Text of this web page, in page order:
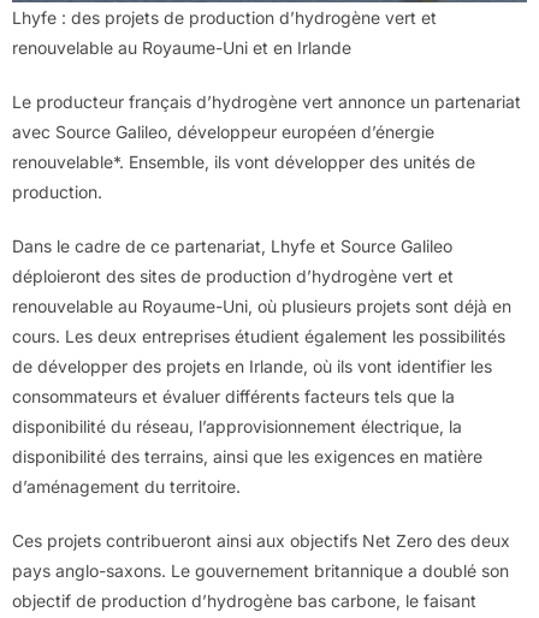
Lhyfe : des projets de production d’hydrogène vert et
renouvelable au Royaume-Uni et en Irlande
Le producteur français d’hydrogène vert annonce un partenariat
avec Source Galileo, développeur européen d’énergie
renouvelable*. Ensemble, ils vont développer des unités de
production.
Dans le cadre de ce partenariat, Lhyfe et Source Galileo
déploieront des sites de production d’hydrogène vert et
renouvelable au Royaume-Uni, où plusieurs projets sont déjà en
cours. Les deux entreprises étudient également les possibilités
de développer des projets en Irlande, où ils vont identifier les
consommateurs et évaluer différents facteurs tels que la
disponibilité du réseau, l’approvisionnement électrique, la
disponibilité des terrains, ainsi que les exigences en matière
d’aménagement du territoire.
Ces projets contribueront ainsi aux objectifs Net Zero des deux
pays anglo-saxons. Le gouvernement britannique a doublé son
objectif de production d’hydrogène bas carbone, le faisant